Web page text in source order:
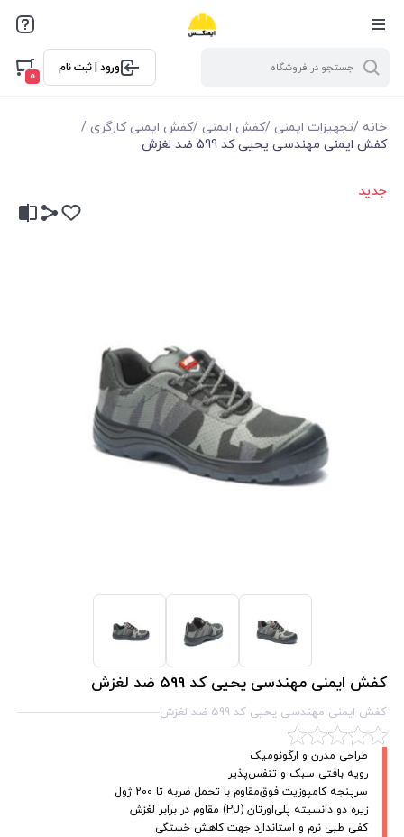
ورود | ثبت نام
0
خانه /تجهیزات ایمنی /کفش ایمنی /کفش ایمنی کارگری /
کفش ایمنی مهندسی یحیی کد 599 ضد لغزش
جدید
کفش ایمنی مهندسی یحیی کد 599 ضد لغزش
کفش ایمنی مهندسی یحیی کد 599 ضد لغزش
طراحی مدرن و ارگونومیک
رویه بافتی سبک و تنفس‌پذیر
سرپنجه کامپوزیت فوق‌مقاوم با تحمل ضربه تا 200 ژول
زیره دو دانسیته پلی‌اورتان (PU) مقاوم در برابر لغزش
کفی طبی نرم و استاندارد جهت کاهش خستگی